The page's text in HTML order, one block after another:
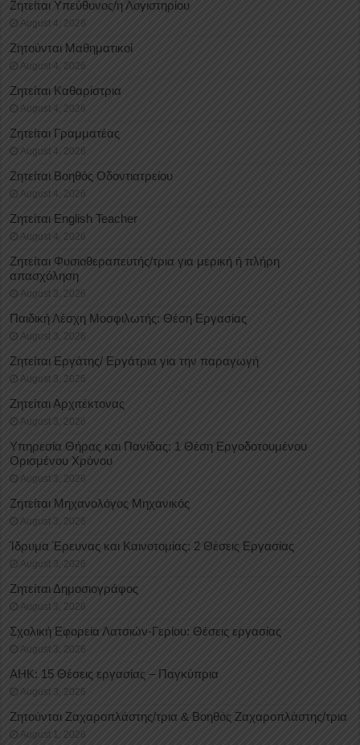
Ζητείται Υπεύθυνος/η Λογιστηρίου
August 4, 2026
Ζητούνται Μαθηματικοί
August 4, 2026
Ζητείται Καθαρίστρια
August 4, 2026
Ζητείται Γραμματέας
August 4, 2026
Ζητείται Βοηθός Οδοντιατρείου
August 4, 2026
Ζητείται English Teacher
August 4, 2026
Ζητείται Φυσιοθεραπευτής/τρια για μερική ή πλήρη
απασχόληση
August 3, 2026
Παιδική Λέσχη Μοσφιλωτής: Θέση Εργασίας
August 3, 2026
Ζητείται Εργάτης/ Εργάτρια για την παραγωγή
August 3, 2026
Ζητείται Αρχιτέκτονας
August 3, 2026
Υπηρεσία Θήρας και Πανίδας: 1 Θέση Eργοδοτουμένου
Oρισμένου Xρόνου
August 3, 2026
Ζητείται Μηχανολόγος Μηχανικός
August 3, 2026
Ίδρυμα Έρευνας και Καινοτομίας: 2 Θέσεις Εργασίας
August 3, 2026
Ζητείται Δημοσιογράφος
August 3, 2026
Σχολική Εφορεία Λατσιών-Γερίου: Θέσεις εργασίας
August 3, 2026
ΑΗΚ: 15 Θέσεις εργασίας – Παγκύπρια
August 3, 2026
Ζητούνται Ζαχαροπλάστης/τρια & Βοηθός Ζαχαροπλάστης/τρια
August 1, 2026